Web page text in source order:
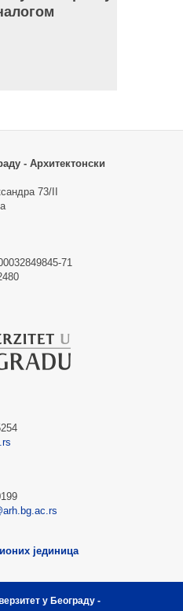
- Архитектонски
73/II
71
јединица
у Београду -